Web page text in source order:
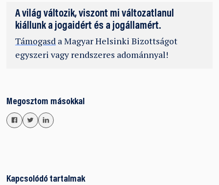
A világ változik, viszont mi változatlanul
kiállunk a jogaidért és a jogállamért.
Támogasd a Magyar Helsinki Bizottságot
egyszeri vagy rendszeres adománnyal!
Megosztom másokkal
Kapcsolódó tartalmak